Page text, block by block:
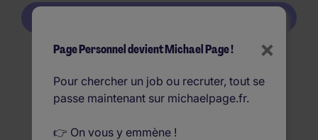
99 Offres d'emploi
Comptable Général en
France
×
Page Personnel devient Michael Page !
Pour chercher un job ou recruter, tout se
passe maintenant sur michaelpage.fr.
👉 On vous y emmène !